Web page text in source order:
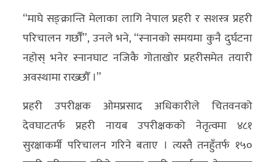
रोचक
अन्य
क्लिक
विशेष
राशिफल
“माघे सङ्क्रान्ति मेलाका लागि नेपाल प्रहरी र सशस्त्र प्रहरी
परिचालन गर्छौँ”, उनले भने, “स्नानको समयमा कुनै दुर्घटना
नहोस् भनेर स्नानघाट नजिकै गोताखोर प्रहरीसमेत तयारी
अवस्थामा राख्छौँ ।”
प्रहरी उपरीक्षक ओमप्रसाद अधिकारीले चितवनको
देवघाटतर्फ प्रहरी नायब उपरीक्षकको नेतृत्वमा ४८१
सुरक्षाकर्मी परिचालन गरिने बताए । त्यस्तै तनहुँतर्फ १५०